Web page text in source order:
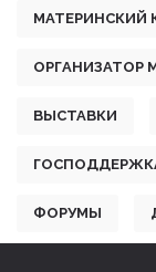
МАТЕРИНСКИЙ
ОРГАНИЗАТОР
ВЫСТАВКИ
ФОРУМЫ